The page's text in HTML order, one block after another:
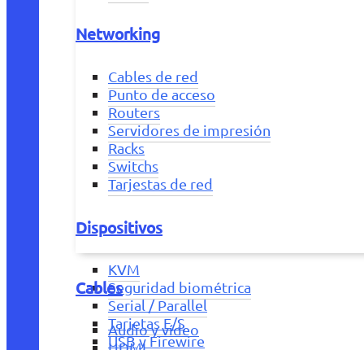
Networking
Cables de red
Punto de acceso
Routers
Servidores de impresión
Racks
Switchs
Tarjestas de red
Dispositivos
KVM
Seguridad biométrica
Serial / Parallel
Tarjetas E/S
USB y Firewire
Cables
Audio y vídeo